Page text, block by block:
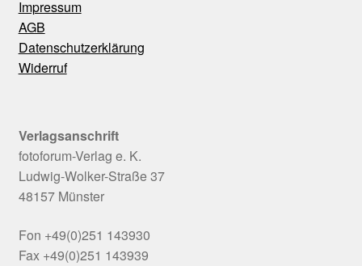
Impressum
AGB
Datenschutzerklärung
Widerruf
Verlagsanschrift
fotoforum-Verlag e. K.
Ludwig-Wolker-Straße 37
48157 Münster
Fon +49(0)251 143930
Fax +49(0)251 143939